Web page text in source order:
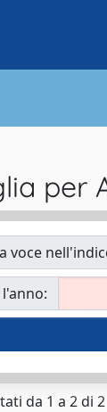
per
voce
da 1 a 2 di 2